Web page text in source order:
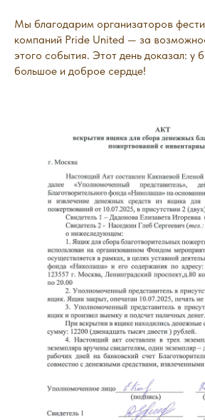
Мы благодарим организаторов
компаний Pride United — за
этого события. Этот день доказал: у
большое и доброе сердце!